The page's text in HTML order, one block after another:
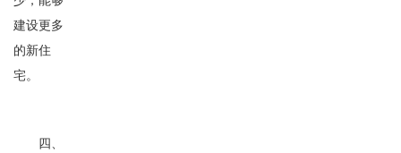
建设更多
的新住
宅。
四、